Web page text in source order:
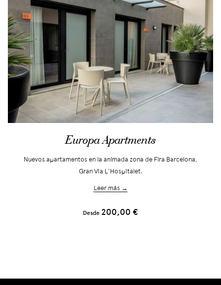
Europa Apartments
Nuevos apartamentos en la animada zona de Fira Barcelona,
Gran Via L'Hospitalet.
Leer más →
Desde 200,00 €